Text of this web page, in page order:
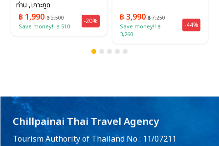
ท่าน ,เกาะกูด
฿ 1,990 ฿ 2,500
Save money!! ฿ 510
-20% ฿ 3,990฿ 7,250
Save money!! ฿
3,260
-44%
Chillpainai Thai Travel Agency
Tourism Authority of Thailand No : 11/07211